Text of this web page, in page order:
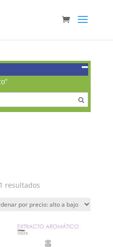
resultadosOrdenado
precio:
a
bajo